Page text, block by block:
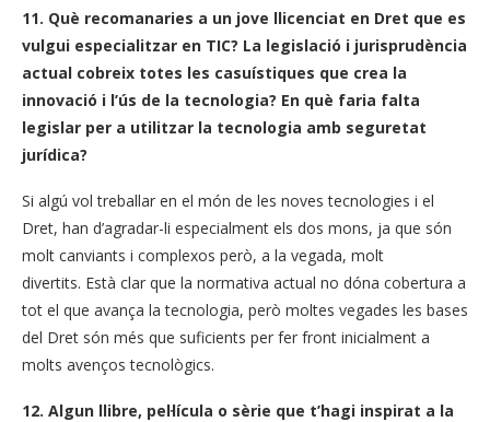
11. Què recomanaries a un jove llicenciat en Dret que es
vulgui especialitzar en TIC? La legislació i jurisprudència
actual cobreix totes les casuístiques que crea la
innovació i l’ús de la tecnologia? En què faria falta
legislar per a utilitzar la tecnologia amb seguretat
jurídica?
Si algú vol treballar en el món de les noves tecnologies i el
Dret, han d’agradar-li especialment els dos mons, ja que són
molt canviants i complexos però, a la vegada, molt
divertits. Està clar que la normativa actual no dóna cobertura a
tot el que avança la tecnologia, però moltes vegades les bases
del Dret són més que suficients per fer front inicialment a
molts avenços tecnològics.
12. Algun llibre, pel·lícula o sèrie que t’hagi inspirat a la